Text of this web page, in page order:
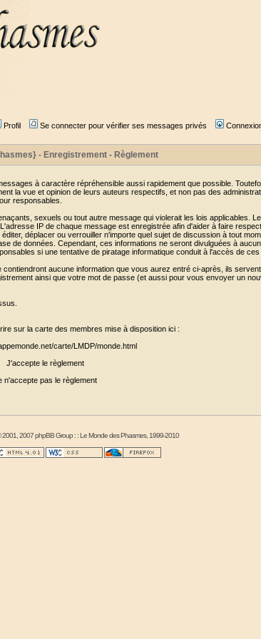
Profil Se connecter pour vérifier ses messages privés
- Enregistrement - Règlement
à caractère répréhensible aussi rapidement que possible.
la vue et opinion de leurs auteurs respectifs, et non pas des
responsables.
sexuels ou tout autre message qui violerait les lois applicables.
IP de chaque message est enregistrée afin d'aider à faire
déplacer ou verrouiller n'importe quel sujet de discussion à tout
de données. Cependant, ces informations ne seront divulguées à
si une tentative de piratage informatique conduit à l'accès de ces
aucune information que vous aurez entré ci-après, ils
ainsi que votre mot de passe (et aussi pour vous envoyer un
sur la carte des membres mise à disposition ici :
carte/LMDP/monde.html
J'accepte le règlement
n'accepte pas le règlement
2007 phpBB Group : :Le Monde des Phasmes, 1999-2010